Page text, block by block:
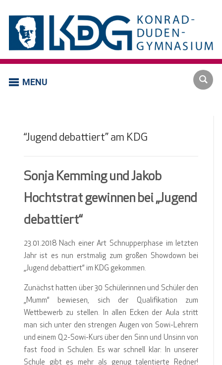
MENU
“Jugend debattiert” am KDG
Sonja Kemming und Jakob
Hochtstrat gewinnen bei „Jugend
debattiert“
23.01.2018 Nach einer Art Schnupperphase im letzten
Jahr ist es nun erstmalig zum großen Showdown bei
„Jugend debattiert“ im KDG gekommen.
Zunächst hatten über 30 Schülerinnen und Schüler den
„Mumm“ bewiesen, sich der Qualifikation zum
Wettbewerb zu stellen. In allen Ecken der Aula stritt
man sich unter den strengen Augen von Sowi-Lehrern
und einem Q2-Sowi-Kurs über den Sinn und Unsinn von
fast food in Schulen. Es war schnell klar: In unserer
Schule gibt es mehr als genug talentierte Redner!